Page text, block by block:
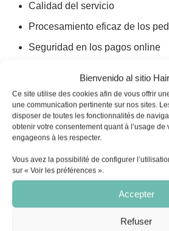
Bienvenido al sitio
Ce site utilise des cookies afin de vous offrir
une communication pertinente sur nos sites.
disposer de toutes les fonctionnalités de
obtenir votre consentement quant à l’usage
engageons à les respecter.
Vous avez la possibilité de configurer
sur « Voir les préférences ».
Accepter
Refuser
Calidad del servicio
Procesamiento eficaz de los
Seguridad en los pagos online
Aportándote
con productos
cabello:
Esperamos que encuentres
escuchar tus comentarios para
No dudes en darnos tu opinión